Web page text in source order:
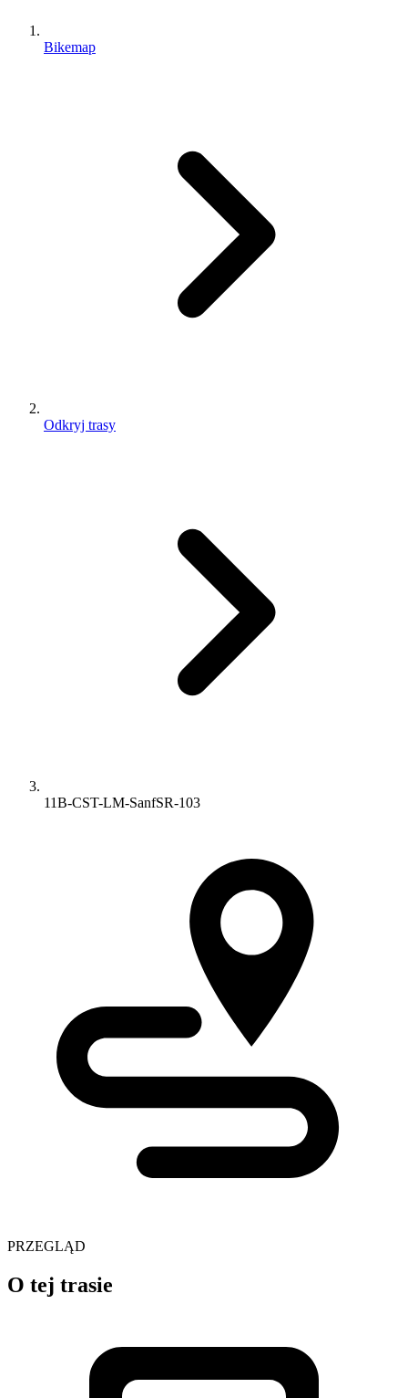
Bikemap
Odkryj trasy
11B-CST-LM-SanfSR-103
PRZEGLĄD
O tej trasie